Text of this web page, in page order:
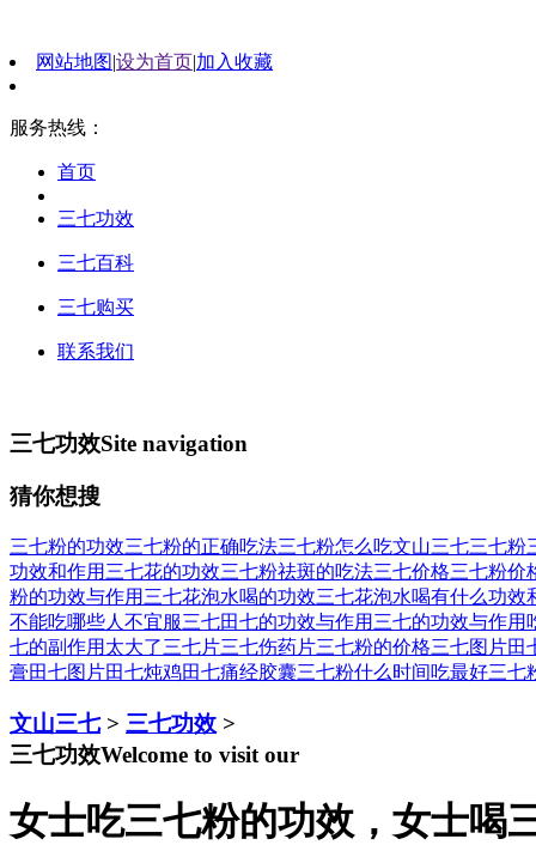
网站地图|设为首页|加入收藏
服务热线：
首页
三七功效
三七百科
三七购买
联系我们
三七功效Site navigation
猜你想搜
三七粉的功效三七粉的正确吃法三七粉怎么吃文山三七三七粉
功效和作用 三七花的功效三七粉祛斑的吃法三七价格三七粉价
粉的功效与作用 三七花泡水喝的功效三七花泡水喝有什么功效
不能吃哪些人不宜服三七田七的功效与作用 三七的功效与作用
七的副作用太大了三七片三七伤药片三七粉的价格三七图片田
膏田七图片田七炖鸡田七痛经胶囊三七粉什么时间吃最好三七
文山三七> 三七功效 >
三七功效Welcome to visit our
女士吃三七粉的功效，女士喝